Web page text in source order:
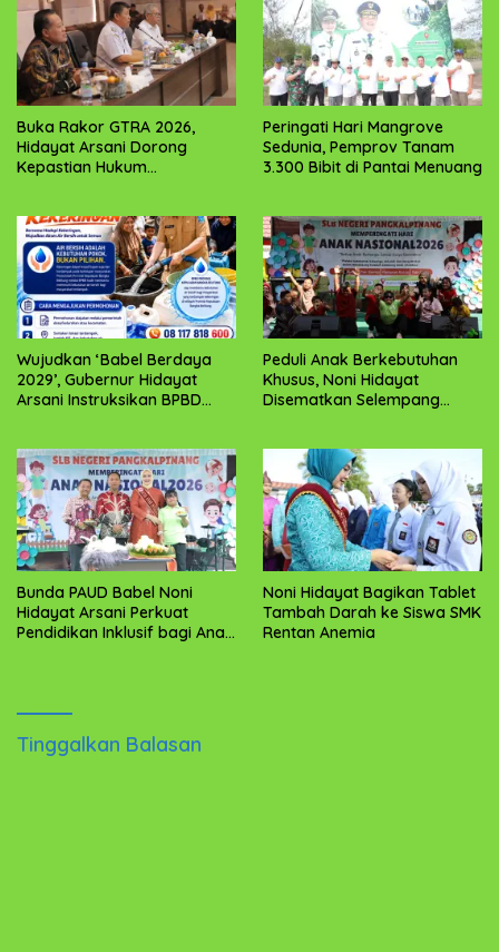
Buka Rakor GTRA 2026,
Hidayat Arsani Dorong
Kepastian Hukum
Babel
Peringati Hari Mangrove
Sedunia, Pemprov Tanam
3.300 Bibit di Pantai Menuang
Wujudkan ‘Babel Berdaya
2029’, Gubernur Hidayat
Arsani Instruksikan BPBD
Peduli Anak Berkebutuhan
Khusus, Noni Hidayat
Disematkan Selempang
Bunda PAUD Babel Noni
Hidayat Arsani Perkuat
Pendidikan Inklusif bagi Anak
Noni Hidayat Bagikan Tablet
Tambah Darah ke Siswa SMK
Rentan Anemia
Tinggalkan Balasan